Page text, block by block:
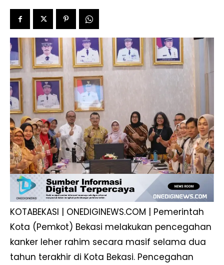
KOTABEKASI | ONEDIGINEWS.COM | Pemerintah
Kota (Pemkot) Bekasi melakukan pencegahan
kanker leher rahim secara masif selama dua
tahun terakhir di Kota Bekasi. Pencegahan